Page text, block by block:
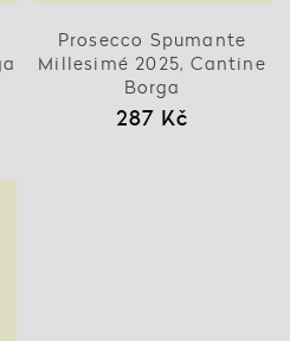
Prosecco Spumante
Millesimé 2025, Cantine
Borga
287 Kč